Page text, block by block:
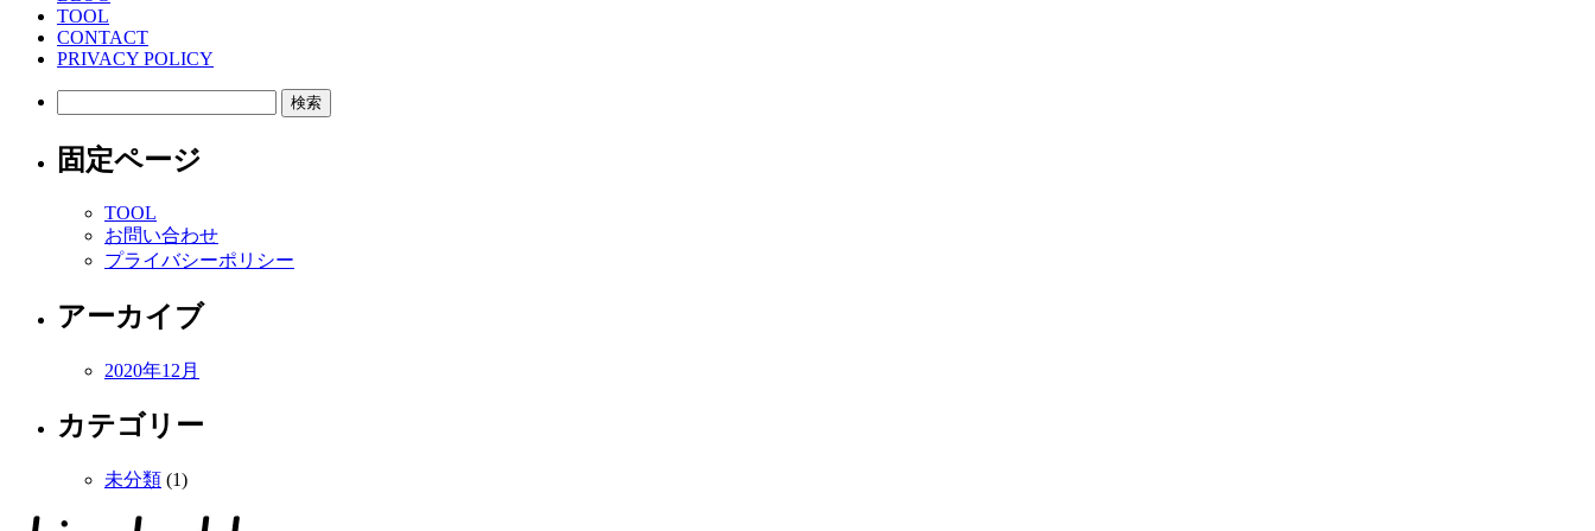
TOOL
CONTACT
PRIVACY POLICY
固定ページ
TOOL
お問い合わせ
プライバシーポリシー
アーカイブ
2020年12月
カテゴリー
未分類 (1)